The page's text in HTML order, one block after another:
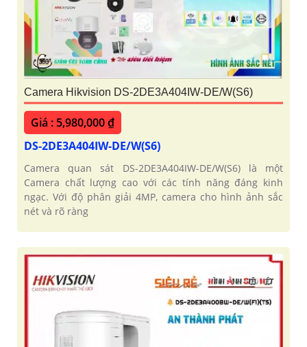
Camera Hikvision DS-2DE3A404IW-DE/W(S6)
Giá : 5,980,000 ₫
DS-2DE3A404IW-DE/W(S6)
Camera quan sát DS-2DE3A404IW-DE/W(S6) là một
Camera chất lượng cao với các tính năng đáng kinh
ngạc. Với độ phân giải 4MP, camera cho hình ảnh sắc
nét và rõ ràng